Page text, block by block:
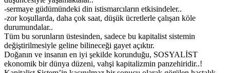
-sermaye güdümündeki din istismarcıların etkisindeler..
-zor koşullarda, daha çok saat, düşük ücretlerle çalışan köle
durumundalar..
Tüm bu sorunların üstesinden, sadece bu kapitalist sistemin
değiştirilmesiyle geline bilineceği gayet açıktır.
Doğanın ve insanın en iyi şekilde korunduğu, SOSYALİST
ekonomik bir dünya düzeni, vahşi kapitalizmin panzehiridir..!